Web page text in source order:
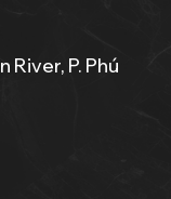
River, P. Phú